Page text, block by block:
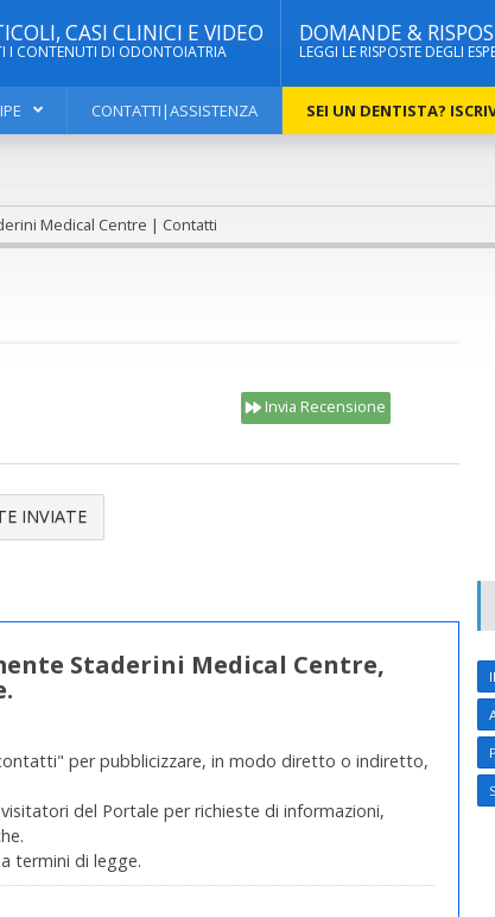
CASI CLINICI E VIDEO
I CONTENUTI DI ODONTOIATRIA
DOMANDE &
LEGGI LE RISPOSTE DEGLI
CONTATTI|ASSISTENZA SEI UN DENTISTA?
Medical Centre | Contatti
Invia Recensione
INVIATE
Staderini Medical Centre,
per pubblicizzare, in modo diretto o indiretto,
del Portale per richieste di informazioni,
termini di legge.